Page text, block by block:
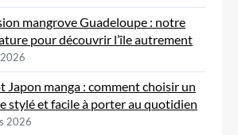
mangrove Guadeloupe : notre
pour découvrir l’île autrement
Japon manga : comment choisir un
stylé et facile à porter au quotidien
2026